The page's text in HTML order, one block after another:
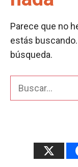
Parece que no
estás
búsqueda.